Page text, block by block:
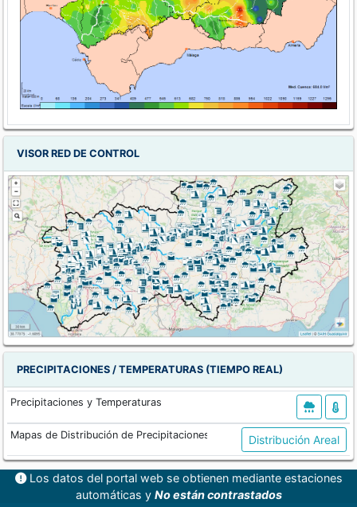
VISOR RED DE CONTROL
PRECIPITACIONES / TEMPERATURAS (TIEMPO REAL)
Precipitaciones y Temperaturas
Mapas de Distribución de Precipitaciones Distribución Areal
Los datos del portal web se obtienen mediante estaciones
automáticas y No están contrastados